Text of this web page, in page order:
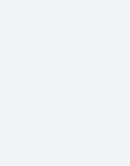
enerjisiyle dolu bir